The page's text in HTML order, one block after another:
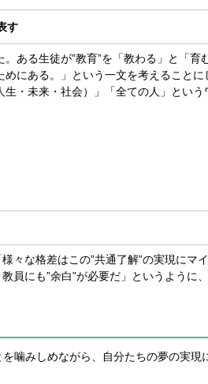
す
ある生徒が”教育”を「教わる」と「育
にある。」という一文を考えることに
・未来・社会）」「全ての人」という
々な格差はこの”共通了解”の実現にマ
員にも”余白”が必要だ」というように
噛みしめながら、自分たちの夢の実現